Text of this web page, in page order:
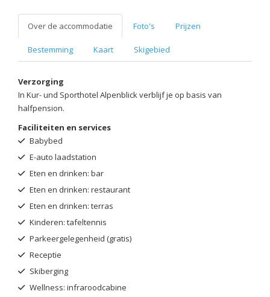
Over de accommodatie Foto's Prijzen
Bestemming Kaart Skigebied
Verzorging
In Kur- und Sporthotel Alpenblick verblijf je op basis van
halfpension.
Faciliteiten en services
Babybed
E-auto laadstation
Eten en drinken: bar
Eten en drinken: restaurant
Eten en drinken: terras
Kinderen: tafeltennis
Parkeergelegenheid (gratis)
Receptie
Skiberging
Wellness: infraroodcabine